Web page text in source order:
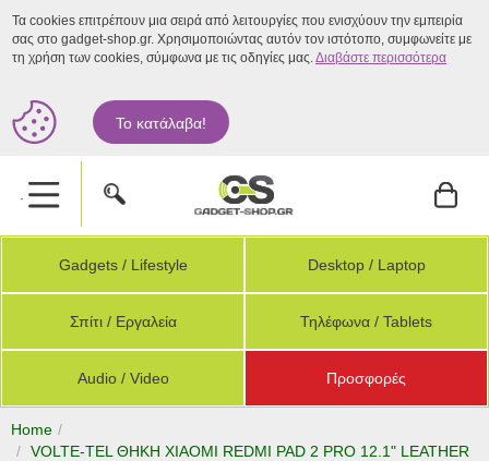
Τα cookies επιτρέπουν μια σειρά από λειτουργίες που ενισχύουν την εμπειρία
σας στο gadget-shop.gr. Χρησιμοποιώντας αυτόν τον ιστότοπο, συμφωνείτε με
τη χρήση των cookies, σύμφωνα με τις οδηγίες μας.Διαβάστε περισσότερα
Το κατάλαβα!
.
Gadgets / Lifestyle Desktop / Laptop
Σπίτι / Εργαλεία Τηλέφωνα / Tablets
Audio / Video Προσφορές
Home
VOLTE-TEL ΘΗΚΗ XIAOMI REDMI PAD 2 PRO 12.1" LEATHER